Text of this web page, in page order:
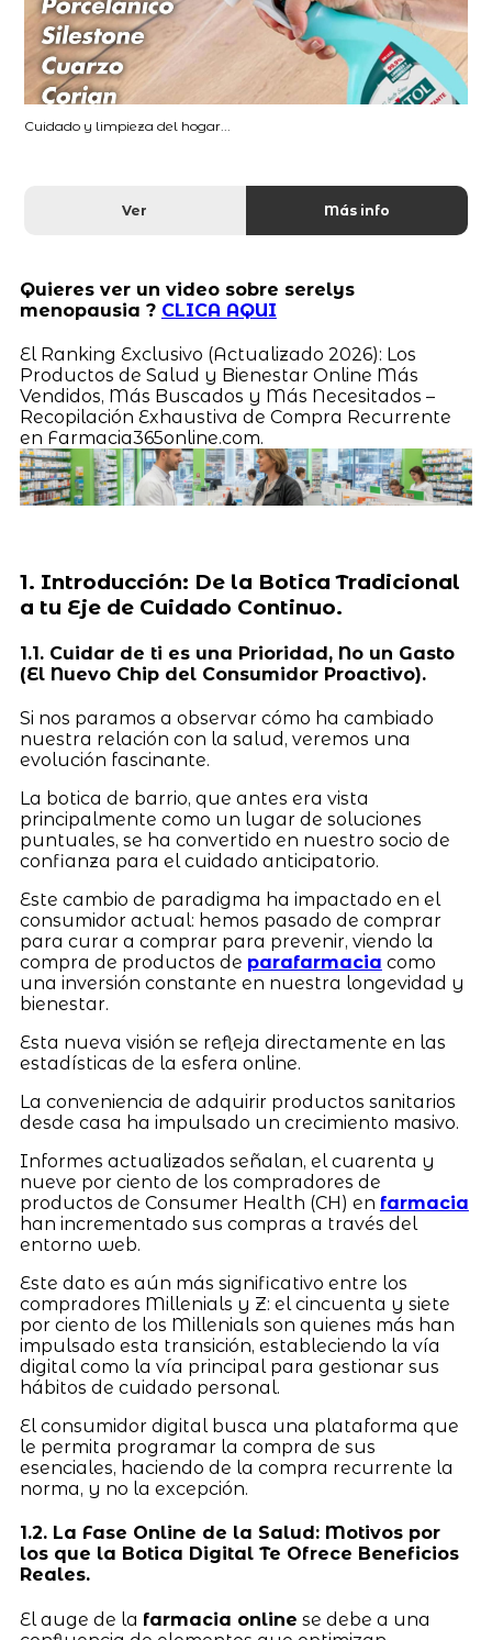
Cuidado y limpieza del hogar...
Ver Más info
Quieres ver un video sobre serelys
menopausia ? CLICA AQUI
El Ranking Exclusivo (Actualizado 2026): Los
Productos de Salud y Bienestar Online Más
Vendidos, Más Buscados y Más Necesitados –
Recopilación Exhaustiva de Compra Recurrente
en Farmacia365online.com.
1. Introducción: De la Botica Tradicional
a tu Eje de Cuidado Continuo.
1.1. Cuidar de ti es una Prioridad, No un Gasto
(El Nuevo Chip del Consumidor Proactivo).
Si nos paramos a observar cómo ha cambiado
nuestra relación con la salud, veremos una
evolución fascinante.
La botica de barrio, que antes era vista
principalmente como un lugar de soluciones
puntuales, se ha convertido en nuestro socio de
confianza para el cuidado anticipatorio.
Este cambio de paradigma ha impactado en el
consumidor actual: hemos pasado de comprar
para curar a comprar para prevenir, viendo la
compra de productos de parafarmacia como
una inversión constante en nuestra longevidad y
bienestar.
Esta nueva visión se refleja directamente en las
estadísticas de la esfera online.
La conveniencia de adquirir productos sanitarios
desde casa ha impulsado un crecimiento masivo.
Informes actualizados señalan, el cuarenta y
nueve por ciento de los compradores de
productos de Consumer Health (CH) en farmacia
han incrementado sus compras a través del
entorno web.
Este dato es aún más significativo entre los
compradores Millenials y Z: el cincuenta y siete
por ciento de los Millenials son quienes más han
impulsado esta transición, estableciendo la vía
digital como la vía principal para gestionar sus
hábitos de cuidado personal.
El consumidor digital busca una plataforma que
le permita programar la compra de sus
esenciales, haciendo de la compra recurrente la
norma, y no la excepción.
1.2. La Fase Online de la Salud: Motivos por
los que la Botica Digital Te Ofrece Beneficios
Reales.
El auge de la farmacia online se debe a una